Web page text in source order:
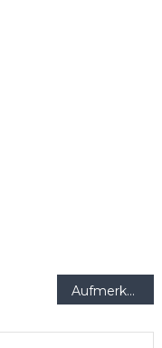
Aufmerksamkeitseinheit